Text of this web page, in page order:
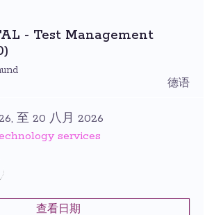
- Test Management
德语
至 20 八月 2026
services
查看日期